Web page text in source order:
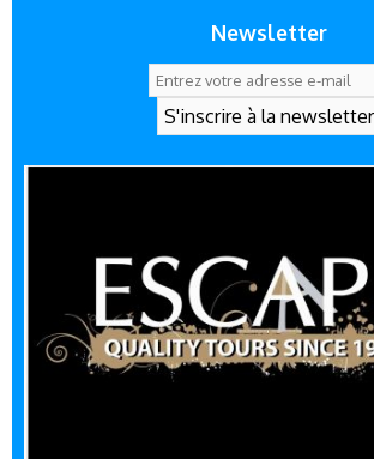
Newsletter